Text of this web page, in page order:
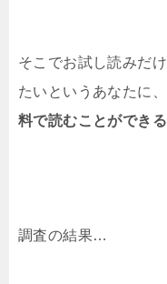
そこでお試し読みだ
たいというあなたに、
料で読むことができ
調査の結果…